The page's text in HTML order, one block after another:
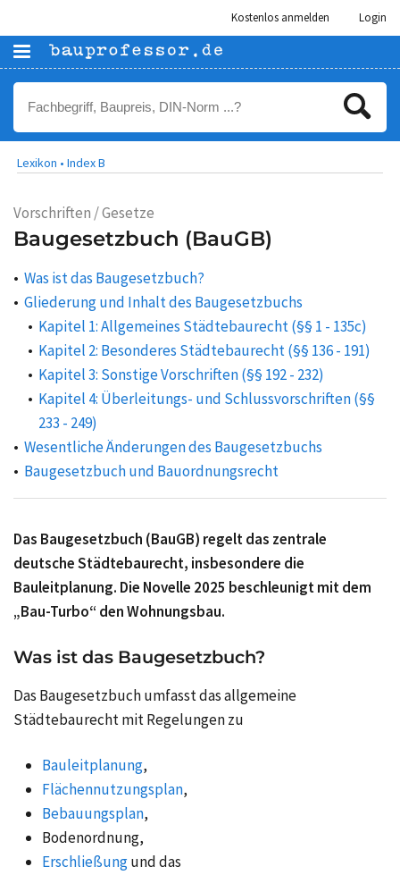
Kostenlos anmelden Login
Lexikon • Index B
Vorschriften / Gesetze
Baugesetzbuch (BauGB)
Was ist das Baugesetzbuch?
Gliederung und Inhalt des Baugesetzbuchs
Kapitel 1: Allgemeines Städtebaurecht (§§ 1 - 135c)
Kapitel 2: Besonderes Städtebaurecht (§§ 136 - 191)
Kapitel 3: Sonstige Vorschriften (§§ 192 - 232)
Kapitel 4: Überleitungs- und Schlussvorschriften (§§
233 - 249)
Wesentliche Änderungen des Baugesetzbuchs
Baugesetzbuch und Bauordnungsrecht
Das Baugesetzbuch (BauGB) regelt das zentrale
deutsche Städtebaurecht, insbesondere die
Bauleitplanung. Die Novelle 2025 beschleunigt mit dem
„Bau-Turbo“ den Wohnungsbau.
Was ist das Baugesetzbuch?
Das Baugesetzbuch umfasst das allgemeine
Städtebaurecht mit Regelungen zu
Bauleitplanung,
Flächennutzungsplan,
Bebauungsplan,
Bodenordnung,
Erschließungund das